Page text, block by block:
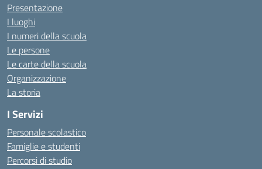
Presentazione
I luoghi
I numeri della scuola
Le persone
Le carte della scuola
Organizzazione
La storia
I Servizi
Personale scolastico
Famiglie e studenti
Percorsi di studio